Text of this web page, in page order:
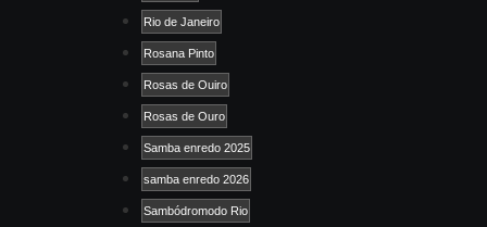
Rio de Janeiro
Rosana Pinto
Rosas de Ouiro
Rosas de Ouro
Samba enredo 2025
samba enredo 2026
Sambódromodo Rio